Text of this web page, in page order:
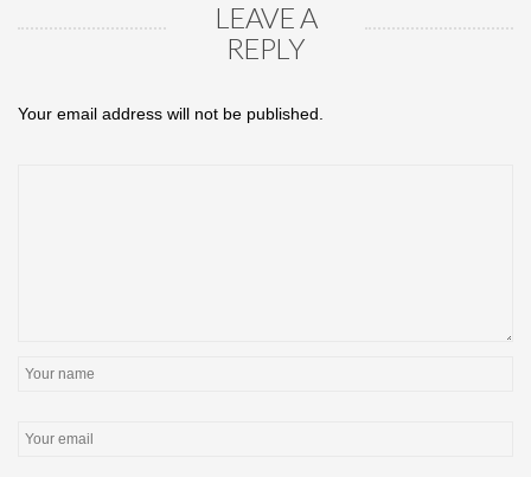
LEAVE A
REPLY
Your email address will not be published.